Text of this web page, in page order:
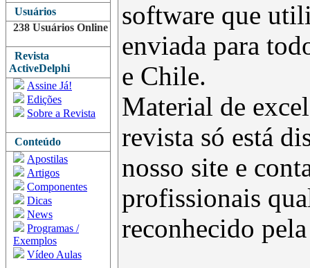
Usuários
238 Usuários Online
Revista
ActiveDelphi
Assine Já!
Edições
Sobre a Revista
Conteúdo
Apostilas
Artigos
Componentes
Dicas
News
Programas /
Exemplos
Vídeo Aulas
software que
enviada para
e Chile.
Material de
revista só está
nosso site e
profissionais
reconhecido